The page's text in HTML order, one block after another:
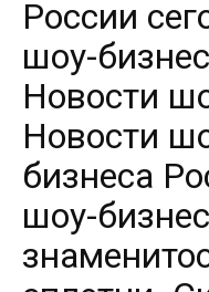
России
шоу-
Новости
Новости
бизнеса
шоу-